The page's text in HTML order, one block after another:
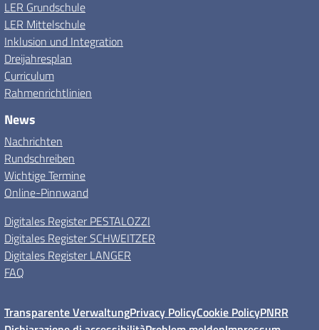
LER Grundschule
LER Mittelschule
Inklusion und Integration
Dreijahresplan
Curriculum
Rahmenrichtlinien
News
Nachrichten
Rundschreiben
Wichtige Termine
Online-Pinnwand
Digitales Register PESTALOZZI
Digitales Register SCHWEITZER
Digitales Register LANGER
FAQ
Transparente VerwaltungPrivacy PolicyCookie PolicyPNRR